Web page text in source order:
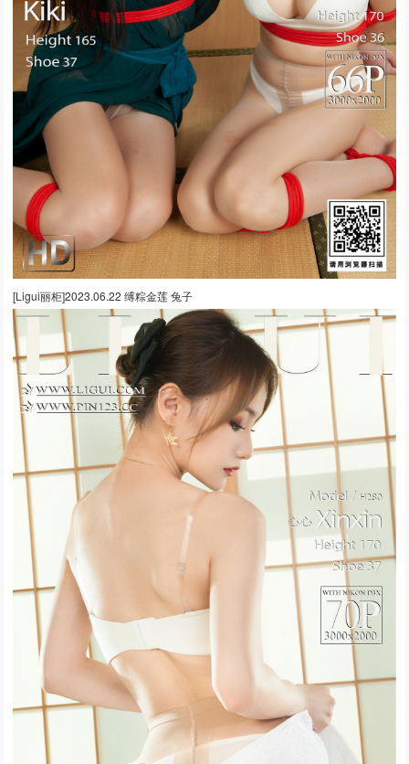
[Ligui丽柜]2023.06.22 缚粽金莲 兔子